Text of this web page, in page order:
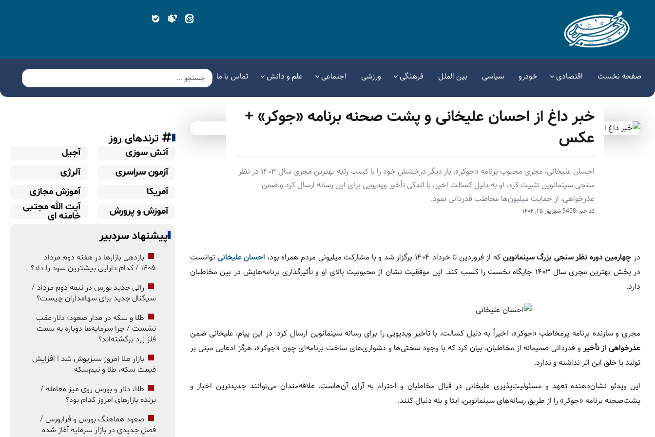
صفحه نخست اقتصادی خودرو سیاسی بین الملل فرهنگی ورزشی اجتماعی علم و دانش تماس با ما
خبر داغ از احسان علیخانی و پشت صحنه برنامه «جوکر» +
عکس
احسان علیخانی، مجری محبوب برنامه «جوکر»، بار دیگر درخشش خود را با کسب رتبه بهترین مجری سال ۱۴۰۳ در نظر
سنجی سینمانوین تثبیت کرد. او به دلیل کسالت اخیر، با اندکی تأخیر ویدیویی برای این رسانه ارسال کرد و ضمن
عذرخواهی، از حمایت میلیون‌ها مخاطب قدردانی نمود.
کد خبر :9458 شهریور ۲۵, ۱۴۰۴
در چهارمین دوره نظر سنجی بزرگ سینمانوین که از فروردین تا خرداد ۱۴۰۴ برگزار شد و با مشارکت میلیونی مردم همراه بود، احسان علیخانی توانست
در بخش بهترین مجری سال ۱۴۰۳ جایگاه نخست را کسب کند. این موفقیت نشان از محبوبیت بالای او و تأثیرگذاری برنامه‌هایش در بین مخاطبان
دارد.
مجری و سازنده برنامه پرمخاطب «جوکر»، اخیراً به دلیل کسالت، با تأخیر ویدیویی را برای رسانه سینمانوین ارسال کرد. در این پیام، علیخانی ضمن
عذرخواهی از تأخیر و قدردانی صمیمانه از مخاطبان، بیان کرد که با وجود سختی‌ها و دشواری‌های ساخت برنامه‌ای چون «جوکر»، هرگز ادعایی مبنی بر
تولید یا خلق این اثر نداشته و ندارد.
این ویدئو نشان‌دهنده تعهد و مسئولیت‌پذیری علیخانی در قبال مخاطبان و احترام به آرای آن‌هاست. علاقه‌مندان می‌توانند جدیدترین اخبار و
پشت‌صحنه برنامه «جوکر» را از طریق رسانه‌های سینمانوین، ایتا و بله دنبال کنند.
ترندهای روز
آتش سوزی
آجیل
آزمون سراسری
آلرژی
آمریکا
آموزش مجازی
آموزش و پرورش
آیت الله مجتبی
خامنه ای
پیشنهاد سردبیر
بازدهی بازارها در هفته دوم مرداد
۱۴۰۵ / کدام دارایی بیشترین سود را داد؟
رالی جدید بورس در نیمه دوم مرداد /
سیگنال جدید برای سهامداران چیست؟
طلا و سکه در مدار صعود؛ دلار عقب
نشست / چرا سرمایه‌ها دوباره به سمت
فلز زرد برگشته‌اند؟
بازار طلا امروز سبزپوش شد | افزایش
قیمت سکه، طلا و نیم‌سکه
طلا، دلار و بورس روی میز معامله /
برنده بازارهای امروز کدام بود؟
صعود هماهنگ بورس و فرابورس /
فصل جدیدی در بازار سرمایه آغاز شده